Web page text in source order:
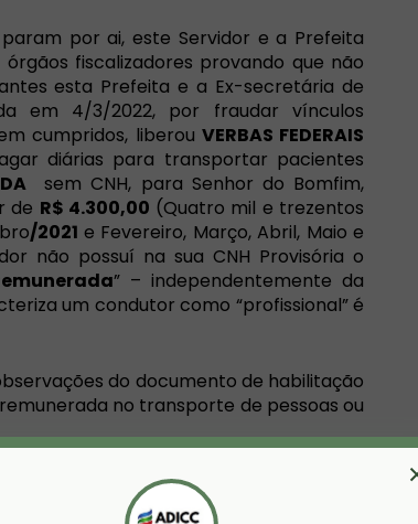
por ai, este Servidor e a Prefeita
fiscalizadores provando que não
esta Prefeita e a Ex-secretária de
em 4/3/2022, por fraudar vínculos
cumpridos, liberou VERBAS FEDERAIS
diárias para transportar pacientes
sem CNH, para Senhor do Bomfim,
de R$ 4.300,00 (Quatro mil e trezentos
/2021 e Fevereiro, Março, Abril, Maio e
não possuí na sua CNH Provisória o
” – independentemente da
um condutor como “profissional” é
do documento de habilitação
no transporte de pessoas ou